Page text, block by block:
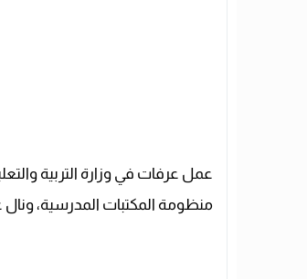
منظومة المكتبات المدرسية، ونال عنها أكثر من 150 شهادة تقدير من مؤسسات